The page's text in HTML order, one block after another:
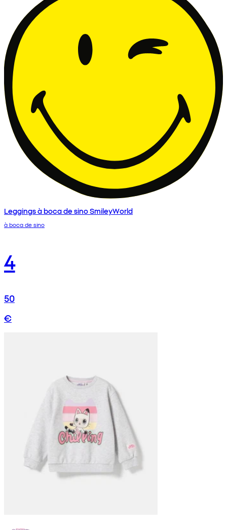
Leggings à boca de sino SmileyWorld
à boca de sino
4
50
€